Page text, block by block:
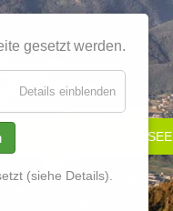
BAD ISCHL - EBENSEE
gesetzt werden.
Details einblenden
(siehe Details).